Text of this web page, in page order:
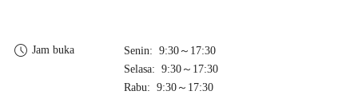
Jam buka
Senin: 9:30～17:30
Selasa: 9:30～17:30
Rabu: 9:30～17:30